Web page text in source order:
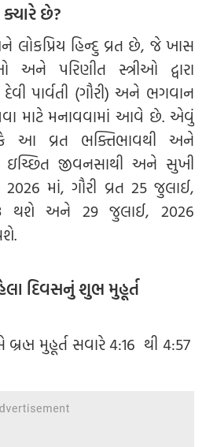
ક્યારે છે?
લોકપ્રિય હિન્દુ વ્રત છે, જે ખાસ
અને પરિણીત સ્ત્રીઓ દ્વારા
પાર્વતી (ગૌરી) અને ભગવાન
માટે મનાવવામાં આવે છે. એવું
આ વ્રત ભક્તિભાવથી અને
ઇચ્છિત જીવનસાથી અને સુખી
માં, ગૌરી વ્રત 25 જુલાઈ,
થશે અને 29 જુલાઈ, 2026
દિવસનું શુભ મુહૂર્ત
બ્રહ્મ મુહૂર્ત સવારે 4:16 થી 4:57